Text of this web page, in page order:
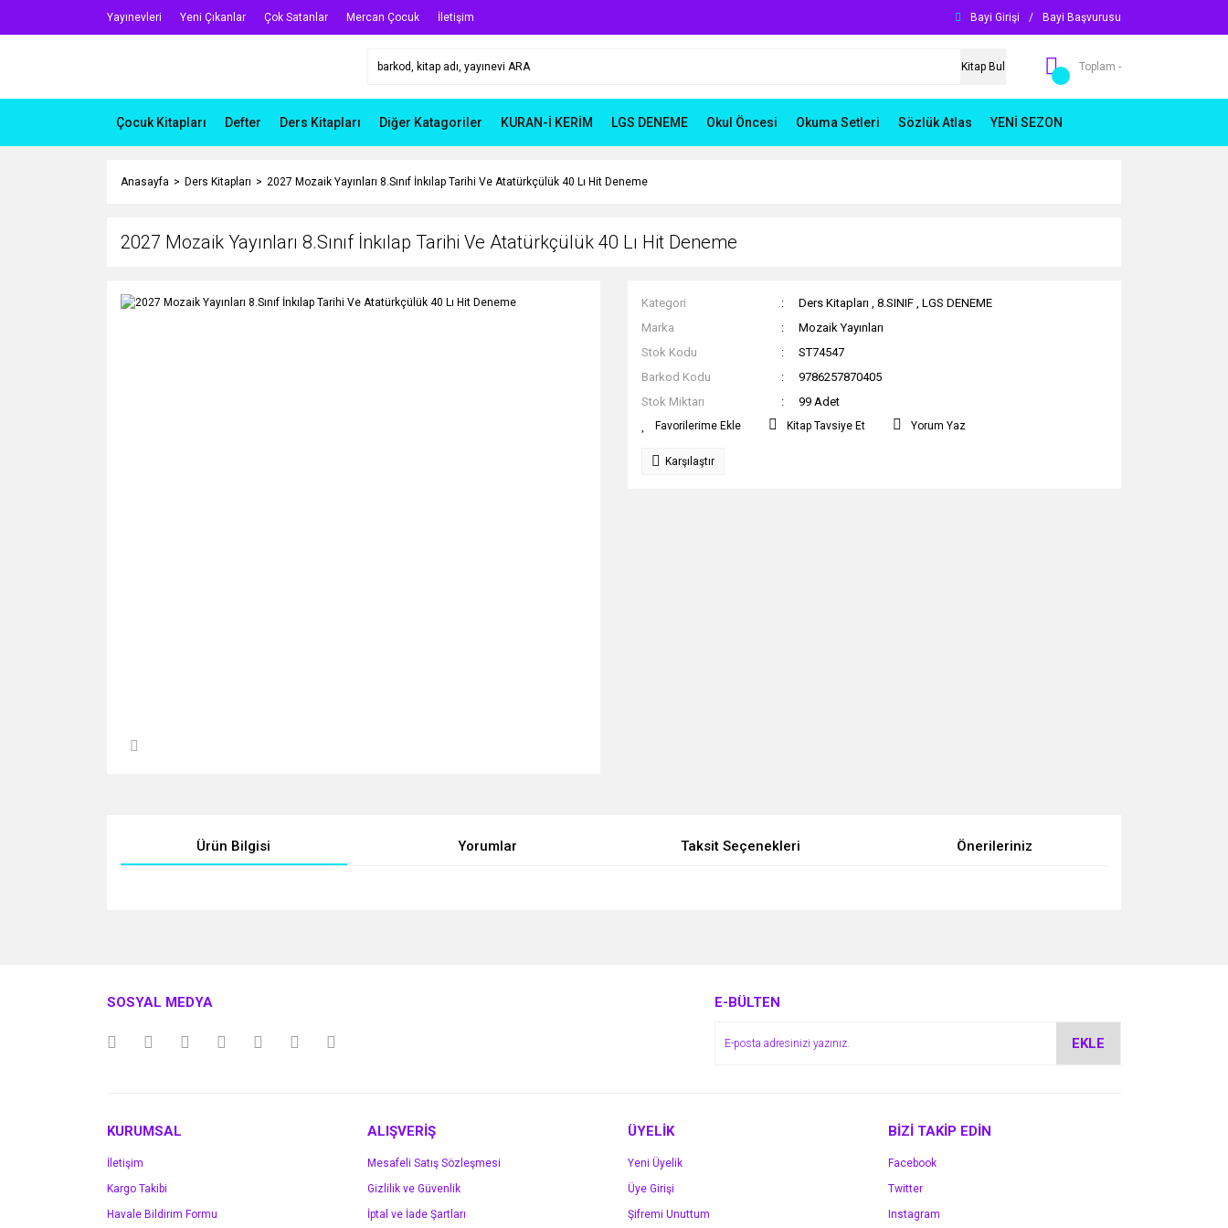
Yayınevleri Yeni Çıkanlar Çok Satanlar Mercan Çocuk İletişim Bayi Girişi / Bayi Başvurusu
Kitap Bul Toplam -
Çocuk Kitapları Defter Ders Kitapları Diğer Katagoriler KURAN-İ KERİM LGS DENEME Okul Öncesi Okuma Setleri Sözlük Atlas YENİ SEZON
Anasayfa Ders Kitapları 2027 Mozaik Yayınları 8.Sınıf İnkılap Tarihi Ve Atatürkçülük 40 Lı Hit Deneme
2027 Mozaik Yayınları 8.Sınıf İnkılap Tarihi Ve Atatürkçülük 40 Lı Hit Deneme
Kategori Ders Kitapları , 8.SINIF , LGS DENEME
Marka
Mozaik Yayınları
Stok Kodu
ST74547
Barkod Kodu
9786257870405
Stok Miktarı
99 Adet
Kitap Tavsiye Et Yorum Yaz
Karşılaştır
Ürün Bilgisi Yorumlar Taksit Seçenekleri Önerileriniz
Ürün açıklamasında eksik bilgiler bulunuyor.
SOSYAL MEDYA E-BÜLTEN
EKLE
KURUMSAL
İletişim
Kargo Takibi
Havale Bildirim Formu
ALIŞVERİŞ
Mesafeli Satış Sözleşmesi
Gizlilik ve Güvenlik
İptal ve İade Şartları
ÜYELİK
Yeni Üyelik
Üye Girişi
Şifremi Unuttum
BİZİ TAKİP EDİN
Facebook
Twitter
Instagram